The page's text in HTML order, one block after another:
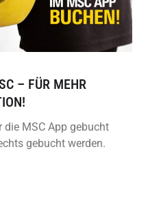
– FÜR MEHR
die MSC App gebucht
gebucht werden.